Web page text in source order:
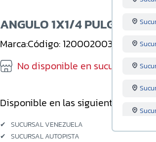
ANGULO 1X1/4 PULG X 6 M
Marca:Código: 120002003 Unidad:
No disponible en sucursal
Disponible en las siguientes
✔ SUCURSAL VENEZUELA
✔ SUCURSAL AUTOPISTA